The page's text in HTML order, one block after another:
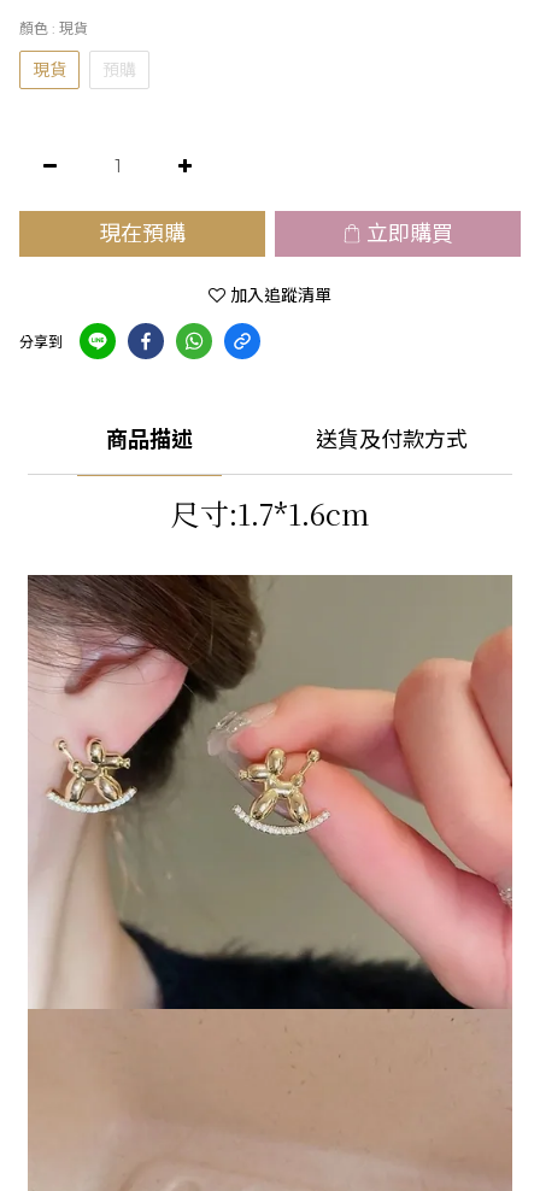
顏色 : 現貨
現貨 預購
現在預購 立即購買
加入追蹤清單
分享到
商品描述 送貨及付款方式
尺寸:1.7*1.6cm